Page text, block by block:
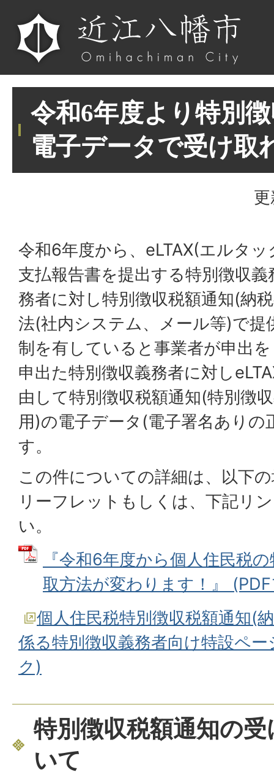
令和6年度より特別
電子データで受け取
令和6年度から、eLTAX(エルタ
支払報告書を提出する特別徴収
務者に対し特別徴収税額通知(納
法(社内システム、メール等)で
制を有していると事業者が申出
申出た特別徴収義務者に対し
由して特別徴収税額通知(特別徴
用)の電子データ(電子署名ありの
す。
この件についての詳細は、以下
リーフレットもしくは、下記リ
い。
『令和6年度から個人住民税
取方法が変わります！』
個人住民税特別徴収税額通知(
係る特別徴収義務者向け特設ペ
ク)
特別徴収税額通知の
いて